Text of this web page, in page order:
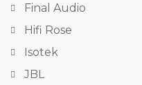
Final Audio
Hifi Rose
Isotek
JBL